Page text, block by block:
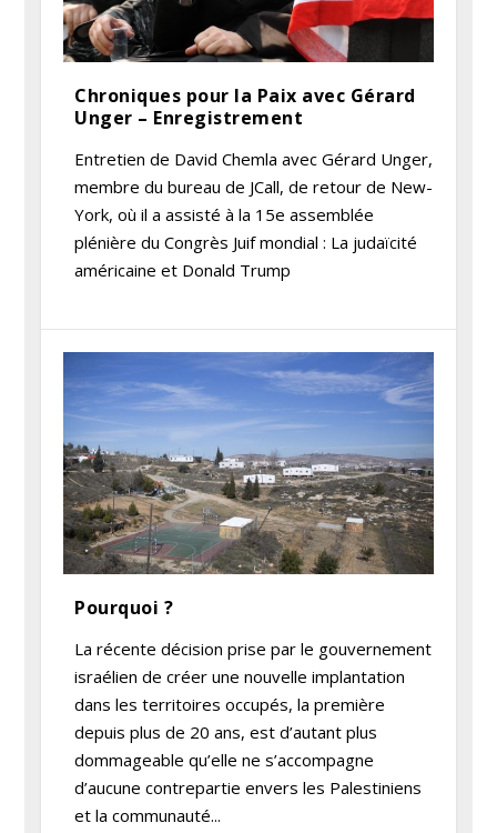
Chroniques pour la Paix avec Gérard
Unger – Enregistrement
Entretien de David Chemla avec Gérard Unger,
membre du bureau de JCall, de retour de New-
York, où il a assisté à la 15e assemblée
plénière du Congrès Juif mondial : La judaïcité
américaine et Donald Trump
Pourquoi ?
La récente décision prise par le gouvernement
israélien de créer une nouvelle implantation
dans les territoires occupés, la première
depuis plus de 20 ans, est d’autant plus
dommageable qu’elle ne s’accompagne
d’aucune contrepartie envers les Palestiniens
et la communauté...